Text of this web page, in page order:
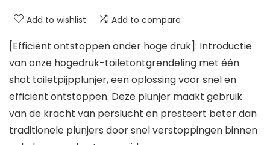
Add to wishlist Add to compare
[Efficiënt ontstoppen onder hoge druk]: Introductie
van onze hogedruk-toiletontgrendeling met één
shot toiletpijpplunjer, een oplossing voor snel en
efficiënt ontstoppen. Deze plunjer maakt gebruik
van de kracht van perslucht en presteert beter dan
traditionele plunjers door snel verstoppingen binnen